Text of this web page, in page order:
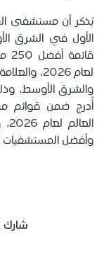
يُذكر أن مستشفى
لعام
أُدرج ضمن قوائم
وأفضل المستشفيات
شارك